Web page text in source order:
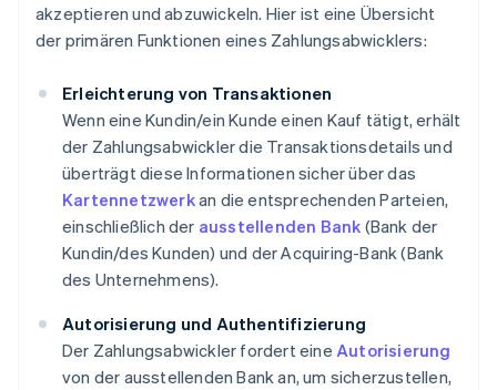
akzeptieren und abzuwickeln. Hier ist eine Übersicht
der primären Funktionen eines Zahlungsabwicklers:
Erleichterung von Transaktionen
Wenn eine Kundin/ein Kunde einen Kauf tätigt, erhält
der Zahlungsabwickler die Transaktionsdetails und
überträgt diese Informationen sicher über das
Kartennetzwerkan die entsprechenden Parteien,
einschließlich der ausstellenden Bank (Bank der
Kundin/des Kunden) und der Acquiring-Bank (Bank
des Unternehmens).
Autorisierung und Authentifizierung
Der Zahlungsabwickler fordert eine Autorisierung
von der ausstellenden Bank an, um sicherzustellen,